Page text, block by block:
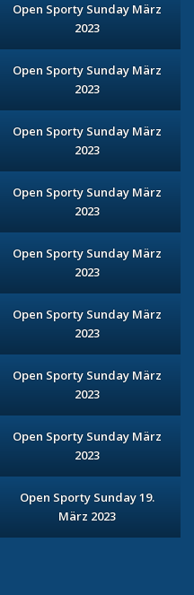
Open Sporty Sunday März
2023
Open Sporty Sunday März
2023
Open Sporty Sunday März
2023
Open Sporty Sunday März
2023
Open Sporty Sunday März
2023
Open Sporty Sunday März
2023
Open Sporty Sunday März
2023
Open Sporty Sunday März
2023
Open Sporty Sunday 19.
März 2023